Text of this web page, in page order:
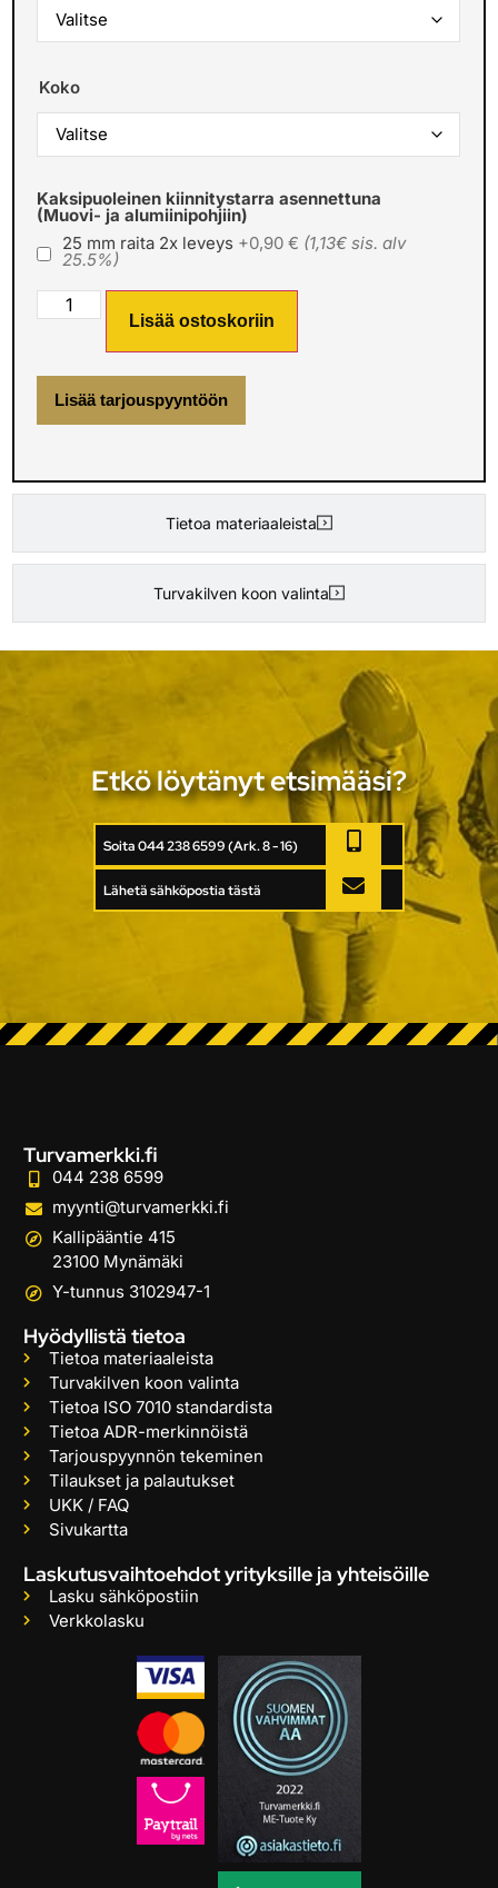
Tietoa materiaaleista
Turvakilven koon valinta
Koko
Kaksipuoleinen kiinnitystarra asennettuna
(Muovi- ja alumiinipohjiin)
25 mm raita 2x leveys +0,90 € (1,13€ sis. alv
25.5%)
Lisää ostoskoriin
Lisää tarjouspyyntöön
Etkö löytänyt etsimääsi?
Soita 044 238 6599 (Ark. 8 - 16)
Lähetä sähköpostia tästä
Turvamerkki.fi
044 238 6599
myynti@turvamerkki.fi
Kallipääntie 415
23100 Mynämäki
Y-tunnus 3102947-1
Hyödyllistä tietoa
Tietoa materiaaleista
Turvakilven koon valinta
Tietoa ISO 7010 standardista
Tietoa ADR-merkinnöistä
Tarjouspyynnön tekeminen
Tilaukset ja palautukset
UKK / FAQ
Sivukartta
Laskutusvaihtoehdot yrityksille ja yhteisöille
Lasku sähköpostiin
Verkkolasku